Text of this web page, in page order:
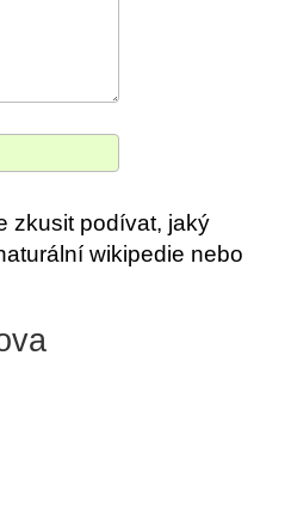
zkusit podívat, jaký
wikipedie nebo